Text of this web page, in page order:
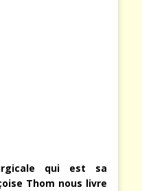
qui est sa
Thom nous livre